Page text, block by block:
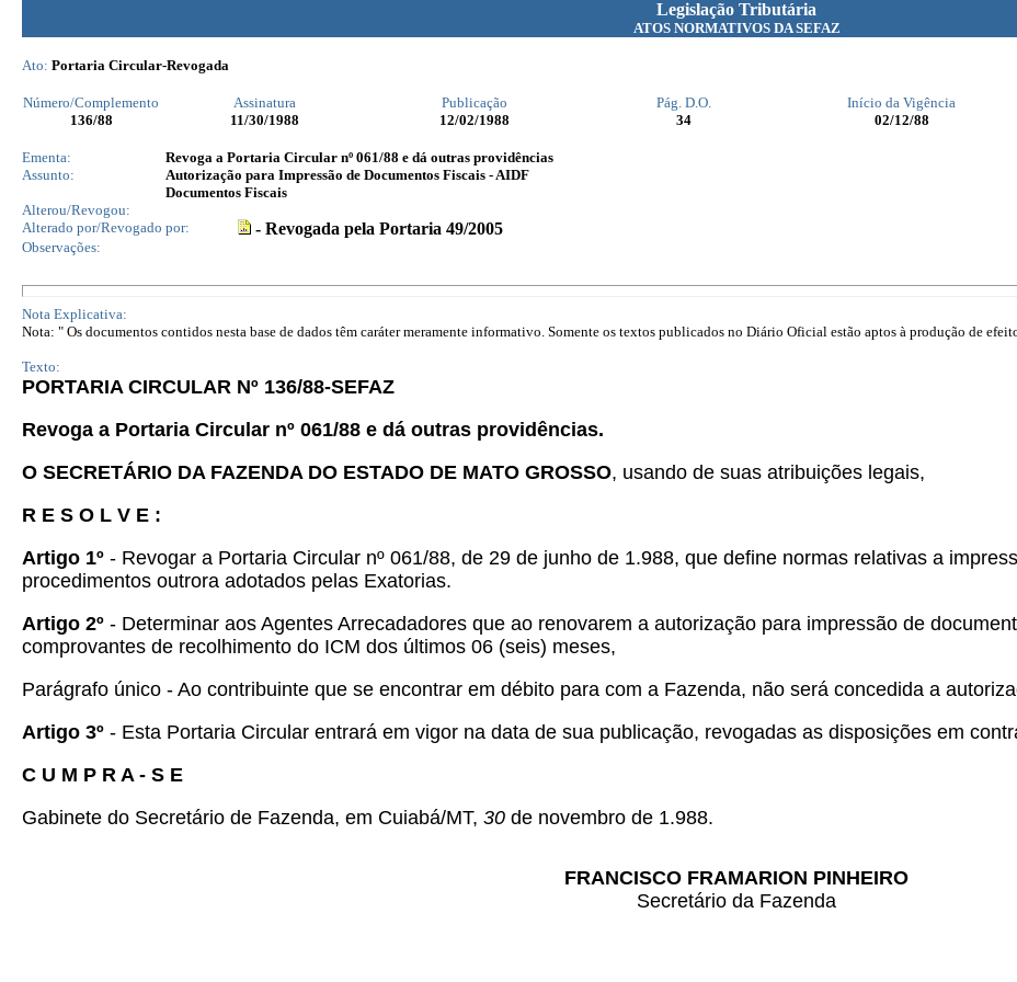
Legislação Tributária
ATOS NORMATIVOS DA SEFAZ
Ato: Portaria Circular-Revogada
Número/Complemento Assinatura Publicação Pág. D.O. Início da Vigência
136/88 11/30/1988 12/02/1988 34 02/12/88
Ementa:
Revoga a Portaria Circular nº 061/88 e dá outras providências
Assunto:
Autorização para Impressão de Documentos Fiscais - AIDF
Documentos Fiscais
Alterou/Revogou:
Alterado por/Revogado por:
- Revogada pela Portaria 49/2005
Observações:
Nota Explicativa:
Nota: " Os documentos contidos nesta base de dados têm caráter meramente informativo. Somente os textos publicados no Diário Oficial estão aptos à produção de
Texto:
PORTARIA CIRCULAR Nº 136/88-SEFAZ
Revoga a Portaria Circular nº 061/88 e dá outras providências.
O SECRETÁRIO DA FAZENDA DO ESTADO DE MATO GROSSO, usando de suas atribuições legais,
R E S O L V E :
Artigo 1º - Revogar a Portaria Circular nº 061/88, de 29 de junho de 1.988, que define normas relativas a
procedimentos outrora adotados pelas Exatorias.
Artigo 2º - Determinar aos Agentes Arrecadadores que ao renovarem a autorização para impressão de
comprovantes de recolhimento do ICM dos últimos 06 (seis) meses,
Parágrafo único - Ao contribuinte que se encontrar em débito para com a Fazenda, não será concedida a
Artigo 3º - Esta Portaria Circular entrará em vigor na data de sua publicação, revogadas as disposições em
C U M P R A - S E
Gabinete do Secretário de Fazenda, em Cuiabá/MT, 30 de novembro de 1.988.
FRANCISCO FRAMARION PINHEIRO
Secretário da Fazenda